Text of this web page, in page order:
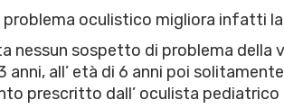
problema oculistico migliora infatti
nessun sospetto di problema della
anni, all’ età di 6 anni poi
prescritto dall’ oculista